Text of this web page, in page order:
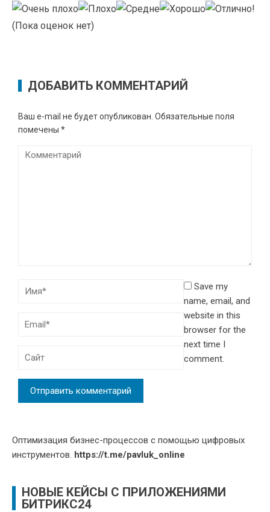
(Пока оценок нет)
ДОБАВИТЬ КОММЕНТАРИЙ
Ваш e-mail не будет опубликован. Обязательные поля
помечены *
Save my
name, email, and
website in this
browser for the
next time I
comment.
Оптимизация бизнес-процессов с помощью цифровых
инструментов. https://t.me/pavluk_online
НОВЫЕ КЕЙСЫ С ПРИЛОЖЕНИЯМИ
БИТРИКС24